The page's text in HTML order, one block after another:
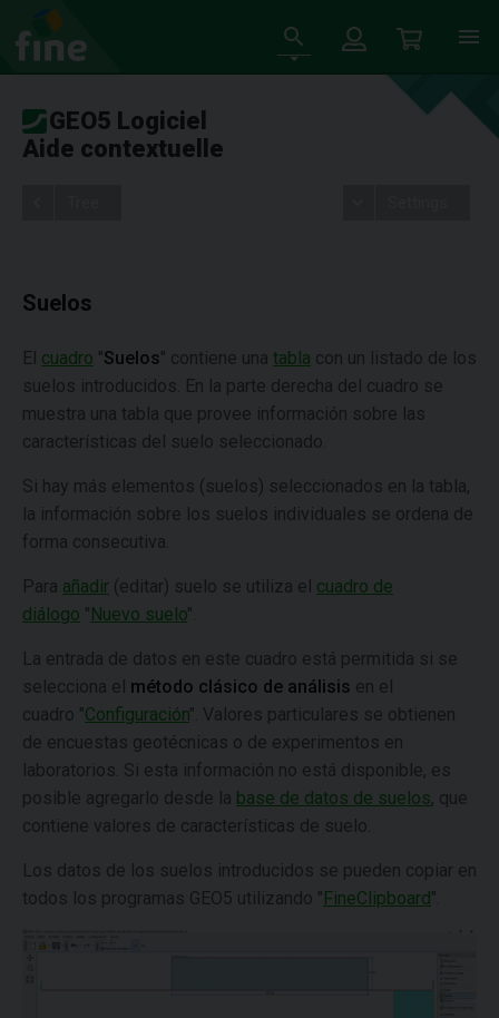
GEO5 Logiciel
Aide contextuelle
Suelos
El cuadro "Suelos" contiene una tabla con un listado de los
suelos introducidos. En la parte derecha del cuadro se
muestra una tabla que provee información sobre las
características del suelo seleccionado.
Si hay más elementos (suelos) seleccionados en la tabla,
la información sobre los suelos individuales se ordena de
forma consecutiva.
Para añadir (editar) suelo se utiliza el cuadro de
diálogo "Nuevo suelo".
La entrada de datos en este cuadro está permitida si se
selecciona el método clásico de análisis en el
cuadro "Configuración". Valores particulares se obtienen
de encuestas geotécnicas o de experimentos en
laboratorios. Si esta información no está disponible, es
posible agregarlo desde la base de datos de suelos, que
contiene valores de características de suelo.
Los datos de los suelos introducidos se pueden copiar en
todos los programas GEO5 utilizando "FineClipboard".